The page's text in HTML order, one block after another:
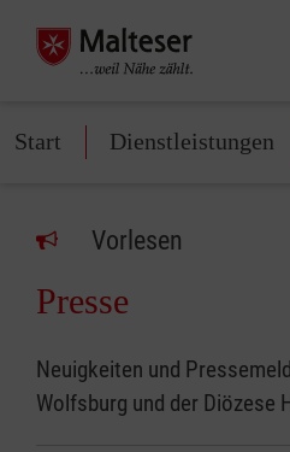
Start Dienstleistungen
Vorlesen
Presse
Neuigkeiten und
Wolfsburg und der Diözese